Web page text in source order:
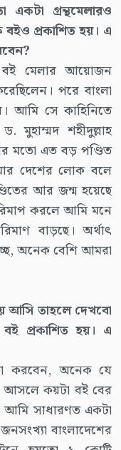
একটা গ্রন্থমেলারও
প্রকাশিত হয়। এ
বই মেলার আয়োজন
পরে বাংলা
আমি সে কাহিনিতে
মুহাম্মদ শহীদুল্লাহ
মতো এত বড় পণ্ডিত
দেশের লোক বলে
আর জন্ম হয়েছে
করলে আমি মনে
বাড়ছে। অর্থাৎ
অনেক বেশি আমরা
আসি তাহলে দেখবো
বই প্রকাশিত হয়। এ
করবেন, অনেক যে
আসলে কয়টা বই বের
আমি সাধারণত একটা
বাংলাদেশের